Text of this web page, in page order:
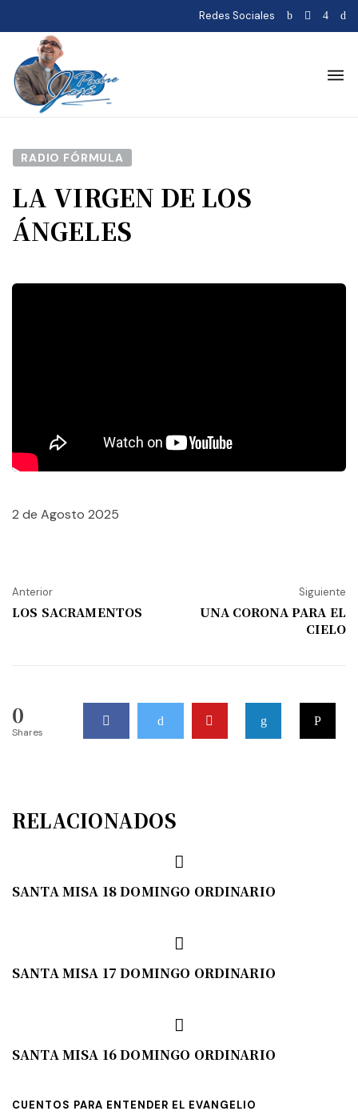
Redes Sociales
RADIO FÓRMULA
LA VIRGEN DE LOS
ÁNGELES
2 de Agosto 2025
Anterior
LOS SACRAMENTOS
Siguiente
UNA CORONA PARA EL
CIELO
0
Shares
RELACIONADOS
SANTA MISA 18 DOMINGO ORDINARIO
SANTA MISA 17 DOMINGO ORDINARIO
SANTA MISA 16 DOMINGO ORDINARIO
CUENTOS PARA ENTENDER EL EVANGELIO